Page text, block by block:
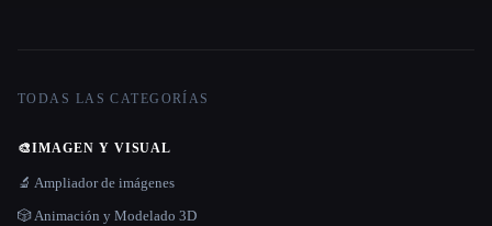
TODAS LAS CATEGORÍAS
🎨IMAGEN Y VISUAL
🔬 Ampliador de imágenes
🎲 Animación y Modelado 3D